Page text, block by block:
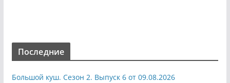
Последние
Большой куш. Сезон 2. Выпуск 6 от 09.08.2026